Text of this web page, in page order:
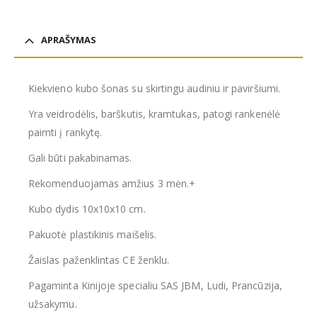
APRAŠYMAS
Kiekvieno kubo šonas su skirtingu audiniu ir paviršiumi.
Yra veidrodėlis, barškutis, kramtukas, patogi rankenėlė
paimti į rankytę.
Gali būti pakabinamas.
Rekomenduojamas amžius 3 mėn.+
Kubo dydis 10x10x10 cm.
Pakuotė plastikinis maišelis.
Žaislas paženklintas CE ženklu.
Pagaminta Kinijoje specialiu SAS JBM, Ludi, Prancūzija,
užsakymu.